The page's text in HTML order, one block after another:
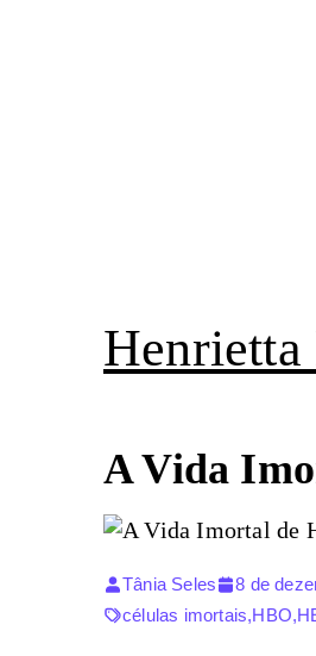
Henrietta
A Vida
Tânia Seles 8 de
células imortais,HBO,